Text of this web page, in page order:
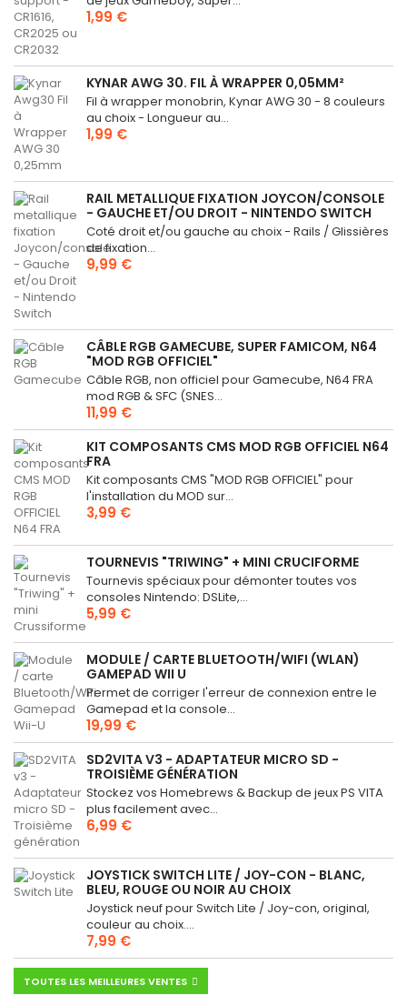
1,99 €
KYNAR AWG 30. FIL À WRAPPER 0,05MM²
Fil à wrapper monobrin, Kynar AWG 30 - 8 couleurs
au choix - Longueur au...
1,99 €
RAIL METALLIQUE FIXATION JOYCON/CONSOLE
- GAUCHE ET/OU DROIT - NINTENDO SWITCH
Coté droit et/ou gauche au choix - Rails / Glissières
de fixation...
9,99 €
CÂBLE RGB GAMECUBE, SUPER FAMICOM, N64
"MOD RGB OFFICIEL"
Câble RGB, non officiel pour Gamecube, N64 FRA
mod RGB & SFC (SNES...
11,99 €
KIT COMPOSANTS CMS MOD RGB OFFICIEL N64
FRA
Kit composants CMS "MOD RGB OFFICIEL" pour
l'installation du MOD sur...
3,99 €
TOURNEVIS "TRIWING" + MINI CRUCIFORME
Tournevis spéciaux pour démonter toutes vos
consoles Nintendo: DSLite,...
5,99 €
MODULE / CARTE BLUETOOTH/WIFI (WLAN)
GAMEPAD WII U
Permet de corriger l'erreur de connexion entre le
Gamepad et la console...
19,99 €
SD2VITA V3 - ADAPTATEUR MICRO SD -
TROISIÈME GÉNÉRATION
Stockez vos Homebrews & Backup de jeux PS VITA
plus facilement avec...
6,99 €
JOYSTICK SWITCH LITE / JOY-CON - BLANC,
BLEU, ROUGE OU NOIR AU CHOIX
Joystick neuf pour Switch Lite / Joy-con, original,
couleur au choix....
7,99 €
TOUTES LES MEILLEURES VENTES